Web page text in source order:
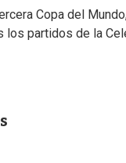
Copa del
los partidos de la